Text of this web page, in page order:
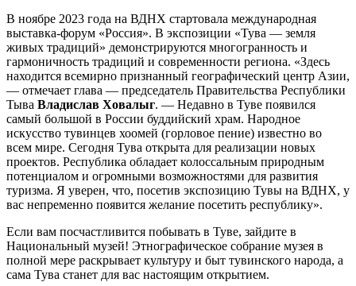
В ноябре 2023 года на ВДНХ стартовала международная
выставка-форум «Россия». В экспозиции «Тува — земля
живых традиций» демонстрируются многогранность и
гармоничность традиций и современности региона. «Здесь
находится всемирно признанный географический центр Азии,
— отмечает глава — председатель Правительства Республики
Тыва Владислав Ховалыг. — Недавно в Туве появился
самый большой в России буддийский храм. Народное
искусство тувинцев хоомей (горловое пение) известно во
всем мире. Сегодня Тува открыта для реализации новых
проектов. Республика обладает колоссальным природным
потенциалом и огромными возможностями для развития
туризма. Я уверен, что, посетив экспозицию Тувы на ВДНХ, у
вас непременно появится желание посетить республику».
Если вам посчастливится побывать в Туве, зайдите в
Национальный музей! Этнографическое собрание музея в
полной мере раскрывает культуру и быт тувинского народа, а
сама Тува станет для вас настоящим открытием.